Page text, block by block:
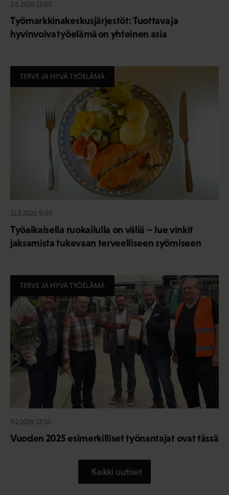
2.6.2026 11:00
Työmarkkinakeskusjärjestöt: Tuottava ja
hyvinvoiva työelämä on yhteinen asia
TERVE JA HYVÄ TYÖELÄMÄ
22.5.2026 9:00
Työaikaisella ruokailulla on väliä – lue vinkit
jaksamista tukevaan terveelliseen syömiseen
TERVE JA HYVÄ TYÖELÄMÄ
9.2.2026 12:56
Vuoden 2025 esimerkilliset työnantajat ovat tässä
Kaikki uutiset